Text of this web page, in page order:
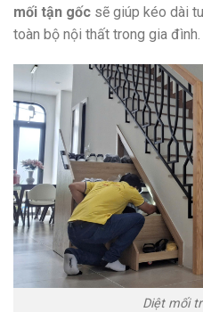
mối tận gốc sẽ giúp kéo dài
toàn bộ nội thất trong gia đình.
Diệt mối